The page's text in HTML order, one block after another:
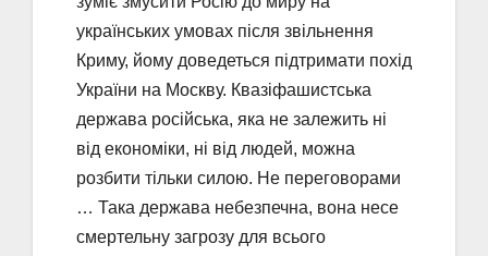
українських умовах після звільнення
Криму, йому доведеться підтримати похід
України на Москву. Квазіфашистська
держава російська, яка не залежить ні
від економіки, ні від людей, можна
розбити тільки силою. Не переговорами
… Така держава небезпечна, вона несе
смертельну загрозу для всього